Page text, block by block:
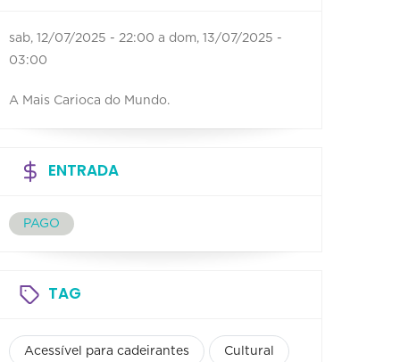
sab, 12/07/2025 - 22:00 a dom, 13/07/2025 -
03:00
A Mais Carioca do Mundo.
ENTRADA
PAGO
TAG
Acessível para cadeirantes Cultural